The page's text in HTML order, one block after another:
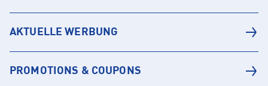
AKTUELLE WERBUNG
PROMOTIONS & COUPONS